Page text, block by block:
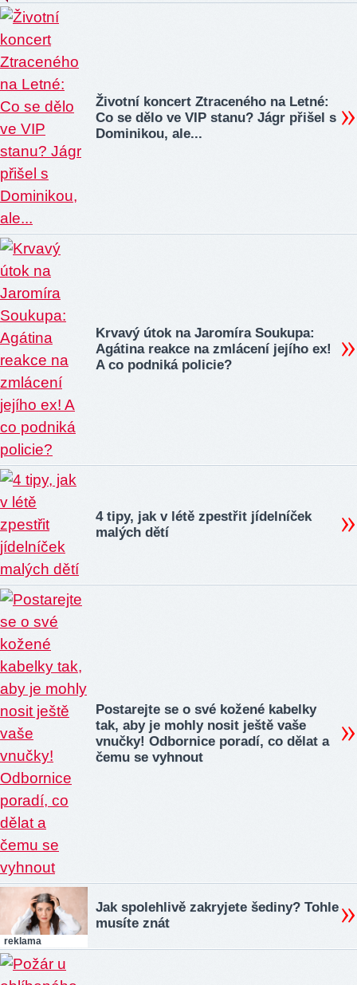
Životní koncert Ztraceného na Letné:
Co se dělo ve VIP stanu? Jágr přišel s
Dominikou, ale...
Krvavý útok na Jaromíra Soukupa:
Agátina reakce na zmlácení jejího ex!
A co podniká policie?
4 tipy, jak v létě zpestřit jídelníček
malých dětí
Postarejte se o své kožené kabelky
tak, aby je mohly nosit ještě vaše
vnučky! Odbornice poradí, co dělat a
čemu se vyhnout
reklama
Jak spolehlivě zakryjete šediny? Tohle
musíte znát